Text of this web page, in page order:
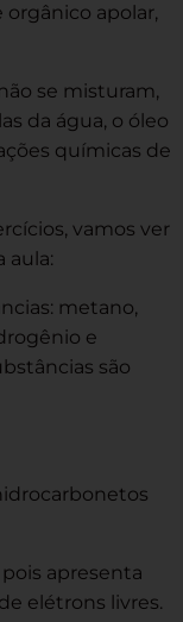
orgânico apolar,
se misturam,
da água, o óleo
químicas de
vamos ver
aula:
metano,
e
são
pois apresenta
elétrons livres.